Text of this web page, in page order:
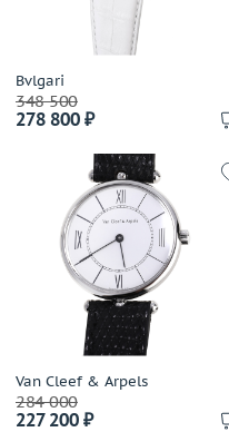
Bvlgari
348 500
278 800 ₽
Van Cleef & Arpels
284 000
227 200 ₽